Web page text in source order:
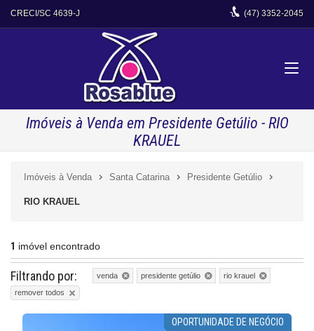
CRECI/SC 4639-J (47) 3352-2045
Imóveis à Venda em Presidente Getúlio - RIO
KRAUEL
Imóveis à Venda Santa Catarina Presidente Getúlio
RIO KRAUEL
1 imóvel encontrado
Filtrando por: venda presidente getúlio
rio krauel
remover todos
OPORTUNIDADE DE NEGÓCIO